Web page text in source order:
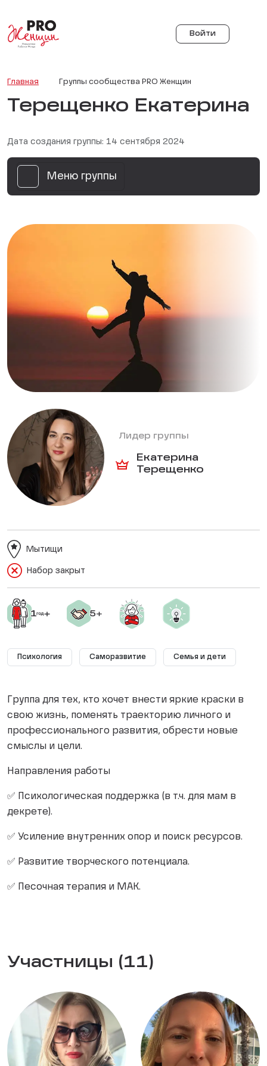
Войти
Главная Группы сообщества PRO Женщин
Терещенко Екатерина
Дата создания группы: 14 сентября 2024
Меню группы
Лидер группы
Екатерина
Терещенко
Набор закрыт
Мытищи
Психология Саморазвитие Семья и дети
Группа для тех, кто хочет внести яркие краски в
свою жизнь, поменять траекторию личного и
профессионального развития, обрести новые
смыслы и цели.
Направления работы
✅ Психологическая поддержка (в т.ч. для мам в
декрете).
✅ Усиление внутренних опор и поиск ресурсов.
✅ Развитие творческого потенциала.
✅ Песочная терапия и МАК.
Участницы (11)